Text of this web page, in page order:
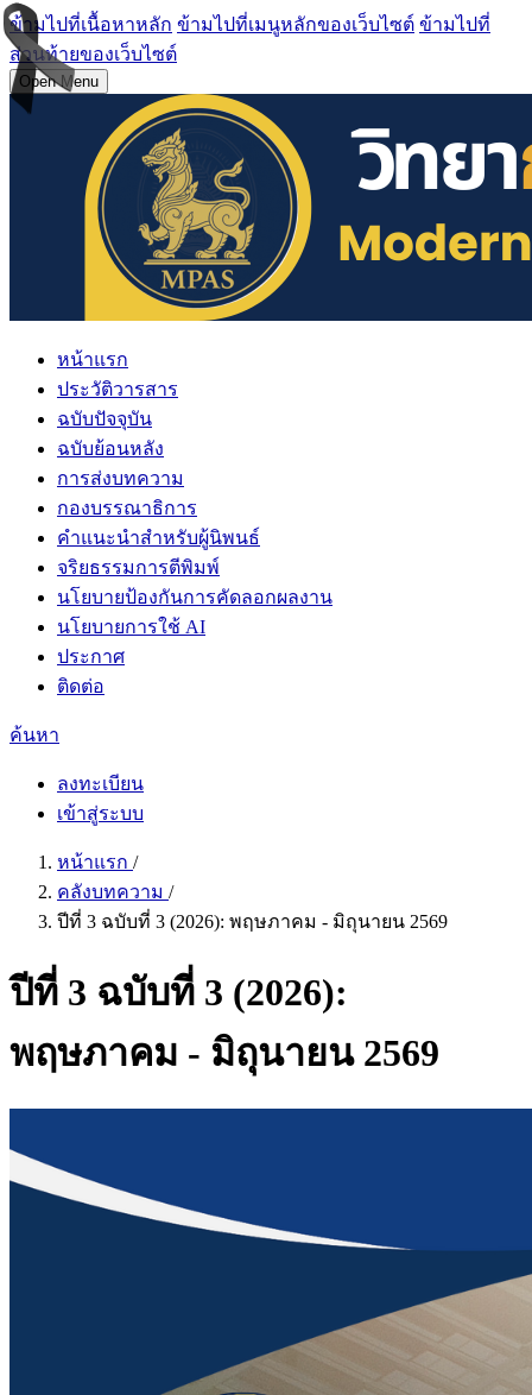
ข้ามไปที่เนื้อหาหลัก ข้ามไปที่เมนูหลักของเว็บไซต์ ข้ามไปที่
ส่วนท้ายของเว็บไซต์
Open Menu
หน้าแรก
ประวัติวารสาร
ฉบับปัจจุบัน
ฉบับย้อนหลัง
การส่งบทความ
กองบรรณาธิการ
คำแนะนำสำหรับผู้นิพนธ์
จริยธรรมการตีพิมพ์
นโยบายป้องกันการคัดลอกผลงาน
นโยบายการใช้ AI
ประกาศ
ติดต่อ
ค้นหา
ลงทะเบียน
เข้าสู่ระบบ
หน้าแรก /
คลังบทความ /
ปีที่ 3 ฉบับที่ 3 (2026): พฤษภาคม - มิถุนายน 2569
ปีที่ 3 ฉบับที่ 3 (2026):
พฤษภาคม - มิถุนายน 2569